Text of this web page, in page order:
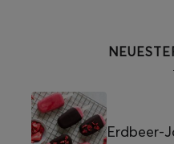
Erdbeer-